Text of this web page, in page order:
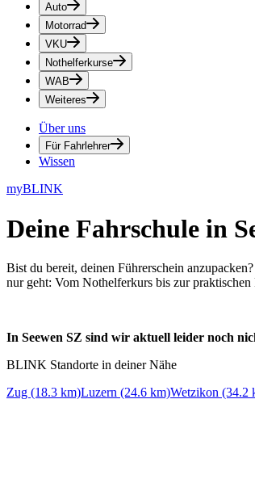
Auto
Motorrad
VKU
Nothelferkurse
WAB
Weiteres
Über uns
Für Fahrlehrer
Wissen
myBLINK
Deine Fahrschule in
Bist du bereit, deinen Führerschein
nur geht: Vom Nothelferkurs bis zur praktischen
In Seewen SZ sind wir aktuell leider noch
BLINK Standorte in deiner Nähe
Zug (18.3 km)Luzern (24.6 km)Wetzikon (34.2